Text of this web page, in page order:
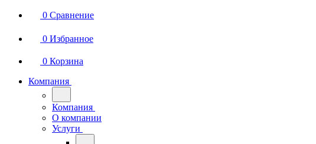
0 Сравнение
0 Избранное
0 Корзина
Компания
Компания
О компании
Услуги